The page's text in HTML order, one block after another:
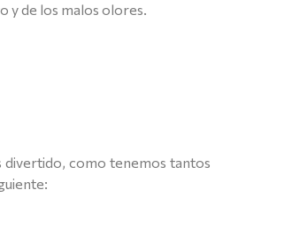
y de los malos olores.
divertido, como tenemos tantos